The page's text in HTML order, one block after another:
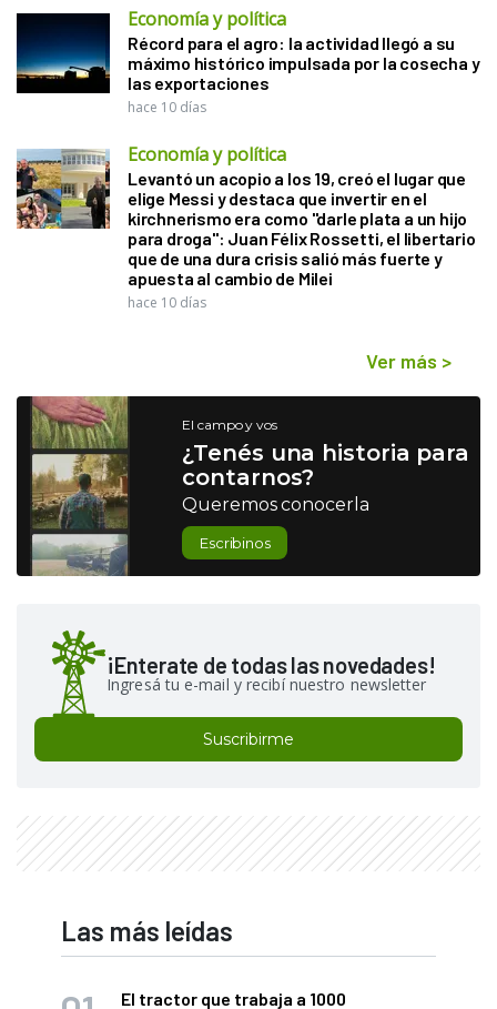
Economía y política
Récord para el agro: la actividad llegó a su
máximo histórico impulsada por la cosecha y
las exportaciones
hace 10 días
Economía y política
Levantó un acopio a los 19, creó el lugar que
elige Messi y destaca que invertir en el
kirchnerismo era como "darle plata a un hijo
para droga": Juan Félix Rossetti, el libertario
que de una dura crisis salió más fuerte y
apuesta al cambio de Milei
hace 10 días
Ver más >
El campo y vos
¿Tenés una historia para
contarnos?
Queremos conocerla
Escribinos
¡Enterate de todas las novedades!
Ingresá tu e-mail y recibí nuestro newsletter
Suscribirme
Las más leídas
El tractor que trabaja a 1000